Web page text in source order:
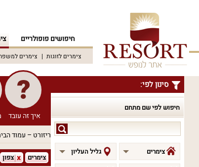
חיפושים פופולריים
צימרים לזוגות צימרים
סינון לפי:
חיפוש לפי שם מתחם
לפי
שם
מתחם
צימרים גליל העליון
איך זה עובד
ריזורט – עמוד
צימרים צפון